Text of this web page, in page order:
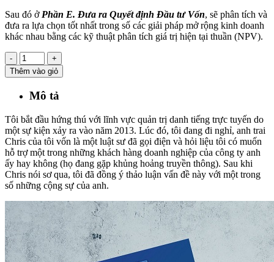
Sau đó ởPhần E. Đưa ra Quyết định Đầu tư Vốn, sẽ phân tích và
đưa ra lựa chọn tốt nhất trong số các giải pháp mở rộng kinh doanh
khác nhau bằng các kỹ thuật phân tích giá trị hiện tại thuần (NPV).
-
+
Thêm vào giỏ
Mô tả
Tôi bắt đầu hứng thú với lĩnh vực quản trị danh tiếng trực tuyến do
một sự kiện xảy ra vào năm 2013. Lúc đó, tôi đang đi nghỉ, anh trai
Chris của tôi vốn là một luật sư đã gọi điện và hỏi liệu tôi có muốn
hỗ trợ một trong những khách hàng doanh nghiệp của công ty anh
ấy hay không (họ đang gặp khủng hoảng truyền thông). Sau khi
Chris nói sơ qua, tôi đã đồng ý thảo luận vấn đề này với một trong
số những cộng sự của anh.